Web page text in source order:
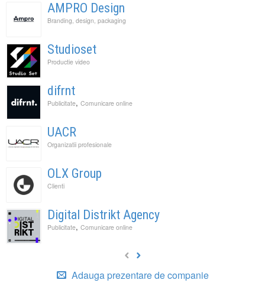
AMPRO Design
Branding, design, packaging
Studioset
Productie video
difrnt
Publicitate, Comunicare online
UACR
Organizatii profesionale
OLX Group
Clienti
Digital Distrikt Agency
Publicitate, Comunicare online
Adauga prezentare de companie